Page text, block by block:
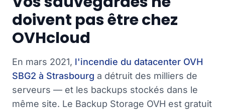
doivent pas être chez
OVHcloud
En mars 2021, l'incendie du datacenter OVH
SBG2 à Strasbourg a détruit des milliers de
serveurs — et les backups stockés dans le
même site. Le Backup Storage OVH est gratuit